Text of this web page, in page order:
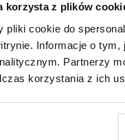
korzysta z plików
pliki cookie do
Informacje o
Partnerzy
korzystania z ich